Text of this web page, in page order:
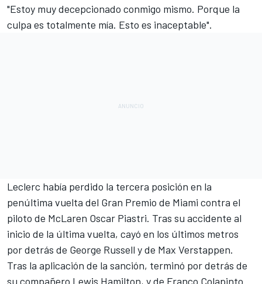
"Estoy muy decepcionado conmigo mismo. Porque la
culpa es totalmente mía. Esto es inaceptable".
Leclerc había perdido la tercera posición en la
penúltima vuelta del Gran Premio de Miami contra el
piloto de McLaren Oscar Piastri. Tras su accidente al
inicio de la última vuelta, cayó en los últimos metros
por detrás de George Russell y de Max Verstappen.
Tras la aplicación de la sanción, terminó por detrás de
su compañero Lewis Hamilton, y de Franco Colapinto